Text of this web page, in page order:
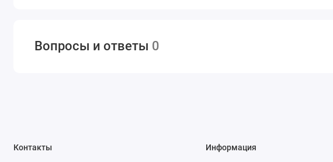
Вопросы и ответы 0
Контакты Информация